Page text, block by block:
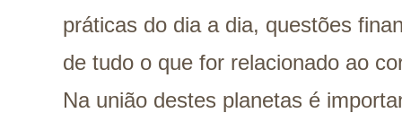
práticas do dia a dia, questões
de tudo o que for relacionado ao
Na união destes planetas é